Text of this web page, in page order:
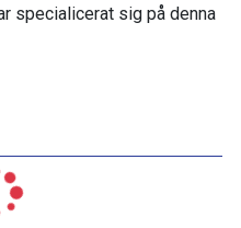
specialicerat sig på denna